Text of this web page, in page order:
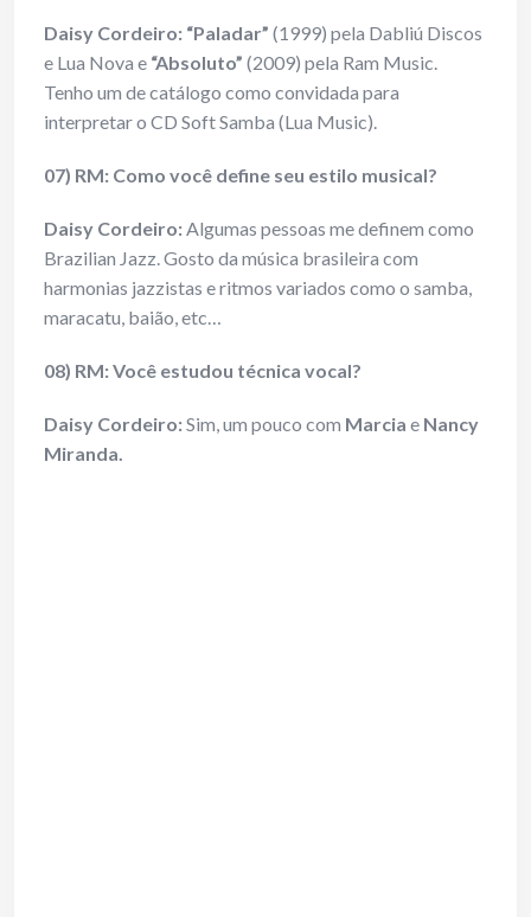
Daisy Cordeiro: “Paladar” (1999) pela Dabliú Discos
e Lua Nova e “Absoluto” (2009) pela Ram Music.
Tenho um de catálogo como convidada para
interpretar o CD Soft Samba (Lua Music).
07) RM: Como você define seu estilo musical?
Daisy Cordeiro:Algumas pessoas me definem como
Brazilian Jazz. Gosto da música brasileira com
harmonias jazzistas e ritmos variados como o samba,
maracatu, baião, etc…
08) RM: Você estudou técnica vocal?
Daisy Cordeiro:Sim, um pouco com Marcia e Nancy
Miranda.